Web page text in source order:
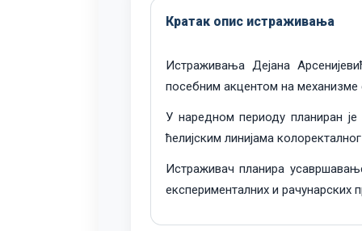
Кратак опис истраживања
Истраживања Дејана
посебним акцентом на механизме
У наредном периоду планиран
ћелијским линијама
Истраживач планира
експерименталних и рачунарских